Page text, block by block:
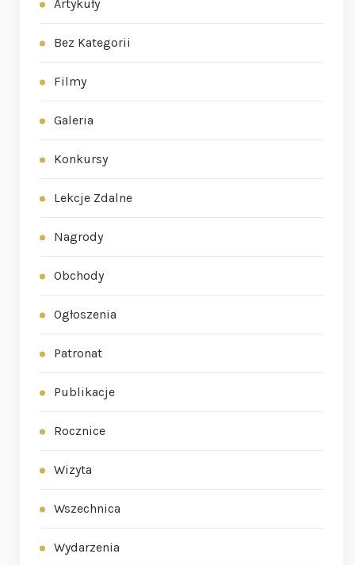
Artykuły
Bez Kategorii
Filmy
Galeria
Konkursy
Lekcje Zdalne
Nagrody
Obchody
Ogłoszenia
Patronat
Publikacje
Rocznice
Wizyta
Wszechnica
Wydarzenia